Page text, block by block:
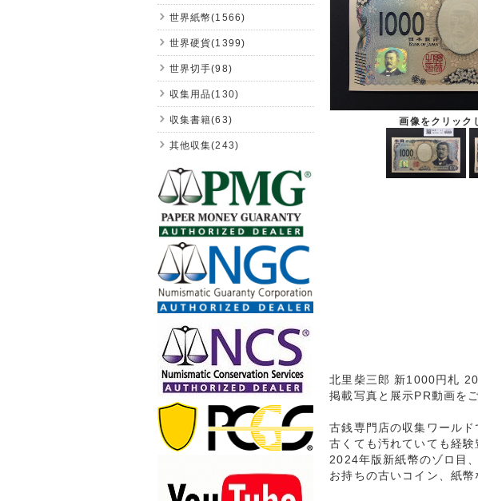
画像をクリック
北里柴三郎 新1000円札
掲載写真と展示PR動画を
古銭専門店の収集ワール
古くても汚れていても経
2024年版新紙幣のゾロ目
お持ちの古いコイン、紙
世界紙幣(1566)
世界硬貨(1399)
世界切手(98)
収集用品(130)
収集書籍(63)
其他収集(243)